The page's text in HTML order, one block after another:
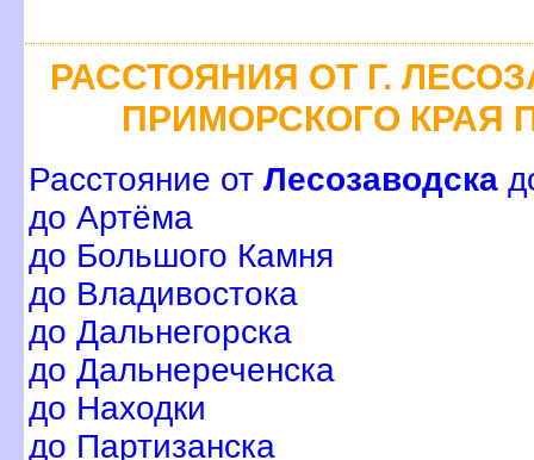
РАССТОЯНИЯ ОТ Г.
ПРИМОРСКОГО КРАЯ
Расстояние от Лесозаводска
до Артёма
до Большого Камня
до Владивостока
до Дальнегорска
до Дальнереченска
до Находки
до Партизанска